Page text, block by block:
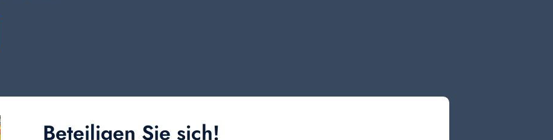
Beteiligen Sie sich!